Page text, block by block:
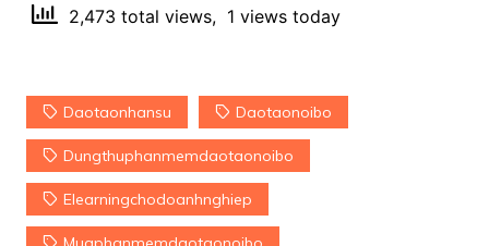
2,473 total views, 1 views today
Daotaonhansu Daotaonoibo
Dungthuphanmemdaotaonoibo
Elearningchodoanhnghiep